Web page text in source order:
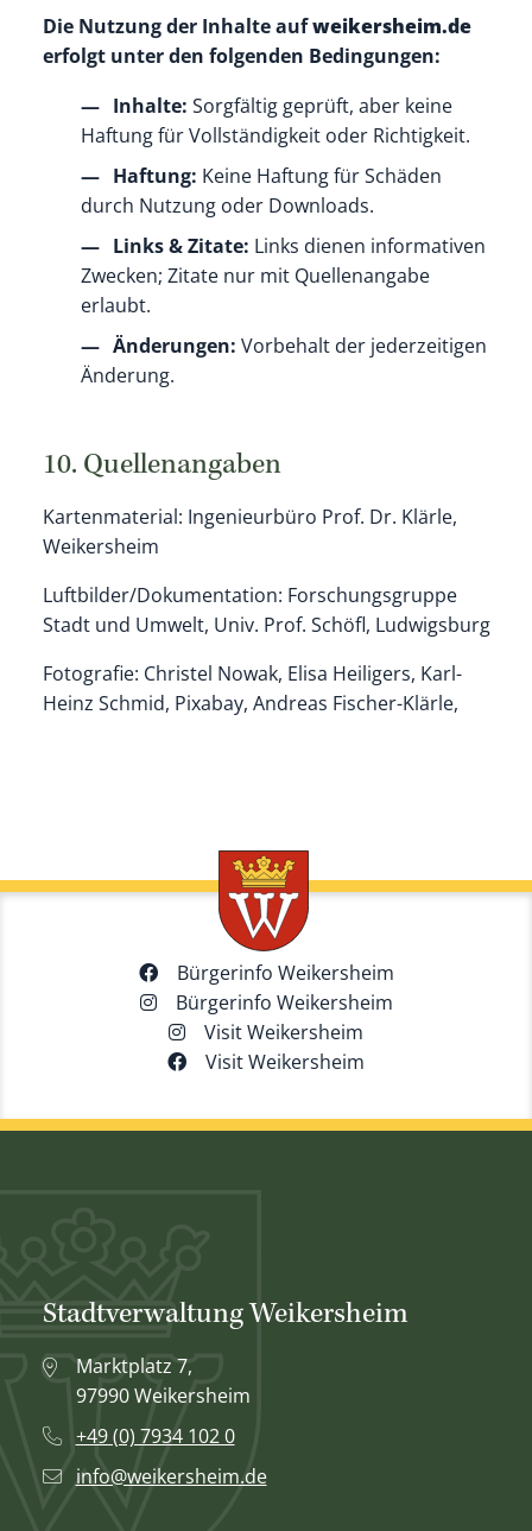
Die Nutzung der Inhalte aufweikersheim.de
erfolgt unter den folgenden Bedingungen:
Inhalte: Sorgfältig geprüft, aber keine
Haftung für Vollständigkeit oder Richtigkeit.
Haftung: Keine Haftung für Schäden
durch Nutzung oder Downloads.
Links & Zitate: Links dienen informativen
Zwecken; Zitate nur mit Quellenangabe
erlaubt.
Änderungen: Vorbehalt der jederzeitigen
Änderung.
10. Quellenangaben
Kartenmaterial: Ingenieurbüro Prof. Dr. Klärle,
Weikersheim
Luftbilder/Dokumentation: Forschungsgruppe
Stadt und Umwelt, Univ. Prof. Schöfl, Ludwigsburg
Fotografie: Christel Nowak, Elisa Heiligers, Karl-
Heinz Schmid, Pixabay, Andreas Fischer-Klärle,
Bürgerinfo Weikersheim
Bürgerinfo Weikersheim
Visit Weikersheim
Visit Weikersheim
Stadtverwaltung Weikersheim
Marktplatz 7,
97990 Weikersheim
+49 (0) 7934 102 0
info@weikersheim.de